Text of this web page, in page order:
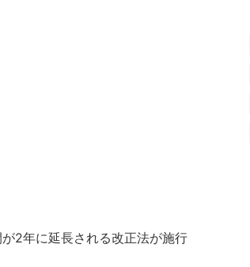
2年に延長される改正法が施行